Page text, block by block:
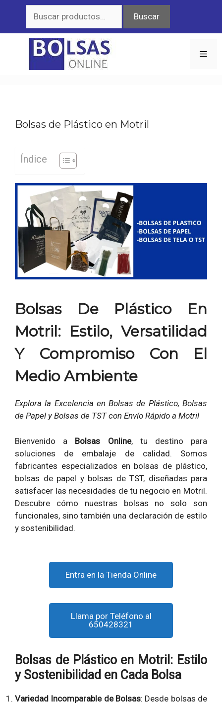
contenido
por:
Buscar
Bolsas de Plástico en Motril
Índice
Bolsas De Plástico En
Motril: Estilo, Versatilidad
Y Compromiso Con El
Medio Ambiente
Explora la Excelencia en Bolsas de Plástico, Bolsas
de Papel y Bolsas de TST con Envío Rápido a Motril
Bienvenido a Bolsas Online, tu destino para
soluciones de embalaje de calidad. Somos
fabricantes especializados en bolsas de plástico,
bolsas de papel y bolsas de TST, diseñadas para
satisfacer las necesidades de tu negocio en Motril.
Descubre cómo nuestras bolsas no solo son
funcionales, sino también una declaración de estilo
y sostenibilidad.
Entra en la Tienda Online
Llama por Teléfono al
650428321
Bolsas de Plástico en Motril: Estilo
y Sostenibilidad en Cada Bolsa
Variedad Incomparable de Bolsas: Desde bolsas de